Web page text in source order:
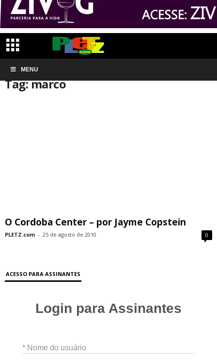
MENU
Início Tags
Tag: marco
O Cordoba Center – por Jayme Copstein
PLETZ.com - 25 de agosto de 2010 0
ACESSO PARA ASSINANTES
Login para Assinantes
* Nome do usuário